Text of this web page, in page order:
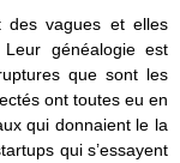
des vagues et elles
Leur généalogie est
que sont les
ont toutes eu en
qui donnaient le la
qui s’essayent